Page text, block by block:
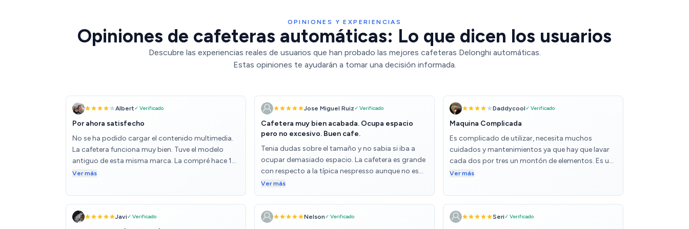
OPINIONES Y EXPERIENCIAS
Opiniones de cafeteras automáticas: Lo que dicen los usuarios
Descubre las experiencias reales de usuarios que han probado las mejores cafeteras Delonghi automáticas.
Estas opiniones te ayudarán a tomar una decisión informada.
Albert✓ Verificado
Por ahora satisfecho
No se ha podido cargar el contenido multimedia.
La cafetera funciona muy bien. Tuve el modelo
antiguo de esta misma marca. La compré hace 14
años y hico cientos o quizás miles de cafés. La tuve
estar muy satisfecho con el resultado de esa
máquina. Por eso he vuelto a confiar en Delonghi.
La máquina estéticamente es bonita. Ruido el
Ver más
Jose Miguel Ruiz✓ Verificado
Cafetera muy bien acabada. Ocupa espacio
pero no excesivo. Buen cafe.
Tenia dudas sobre el tamaño y no sabia si iba a
ocupar demasiado espacio. La cafetera es grande
con respecto a la típica nespresso aunque no es
un tamaño excesivo. He notado un mejoría sobre
el café de la nespresso y un ahorro importante en
café por lo que estoy bastante contento con la
compra. Utilizo café normal en grano y café
Ver más
Daddycool✓ Verificado
Maquina Complicada
Es complicado de utilizar, necesita muchos
cuidados y mantenimientos ya que hay que lavar
cada dos por tres un montón de elementos. Es un
poco lenta, todo hay que decirlo, aunque el
compraría una más sencilla.
Ver más
Javi✓ Verificado Nelson✓ Verificado Seri✓ Verificado